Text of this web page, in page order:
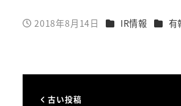
投稿日
2018年8月14日 カテゴリー
IR情報 カテ有
古い投稿